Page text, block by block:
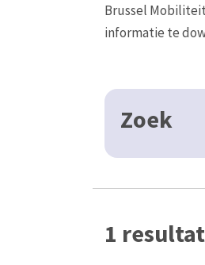
Brussel
informatie te
Zoek
1